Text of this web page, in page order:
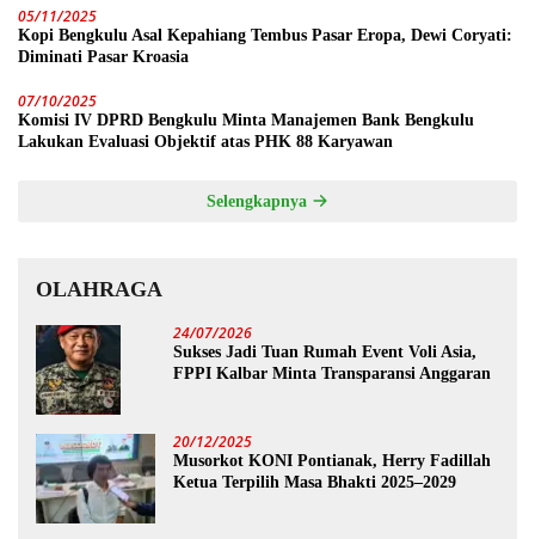
05/11/2025
Kopi Bengkulu Asal Kepahiang Tembus Pasar Eropa, Dewi Coryati:
Diminati Pasar Kroasia
07/10/2025
Komisi IV DPRD Bengkulu Minta Manajemen Bank Bengkulu
Lakukan Evaluasi Objektif atas PHK 88 Karyawan
Selengkapnya
OLAHRAGA
24/07/2026
Sukses Jadi Tuan Rumah Event Voli Asia,
FPPI Kalbar Minta Transparansi Anggaran
20/12/2025
Musorkot KONI Pontianak, Herry Fadillah
Ketua Terpilih Masa Bhakti 2025–2029